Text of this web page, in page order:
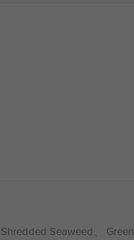
Seaweed、